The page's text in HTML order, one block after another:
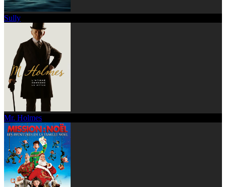
Sully
Mr. Holmes